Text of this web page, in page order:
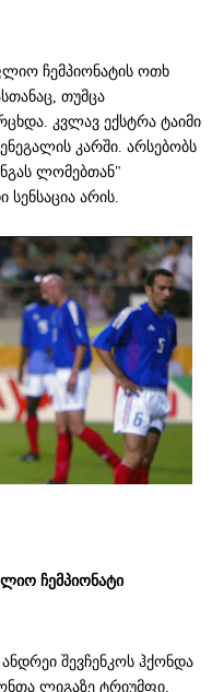
ჩემპიონატის ოთხ
თუმცა
კვლავ ექსტრა ტაიმი
კარში. არსებობს
ლომებთან"
არის.
ჩემპიონატი
შევჩენკოს ჰქონდა
ლიგაზე ტრიუმფი,